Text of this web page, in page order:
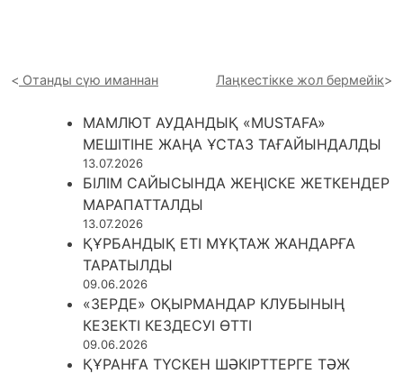
Отанды сүю иманнан Лаңкестікке жол бермейік
МАМЛЮТ АУДАНДЫҚ «MUSTAFA»
МЕШІТІНЕ ЖАҢА ҰСТАЗ ТАҒАЙЫНДАЛДЫ
13.07.2026
БІЛІМ САЙЫСЫНДА ЖЕҢІСКЕ ЖЕТКЕНДЕР
МАРАПАТТАЛДЫ
13.07.2026
ҚҰРБАНДЫҚ ЕТІ МҰҚТАЖ ЖАНДАРҒА
ТАРАТЫЛДЫ
09.06.2026
«ЗЕРДЕ» ОҚЫРМАНДАР КЛУБЫНЫҢ
КЕЗЕКТІ КЕЗДЕСУІ ӨТТІ
09.06.2026
ҚҰРАНҒА ТҮСКЕН ШӘКІРТТЕРГЕ ТӘЖ